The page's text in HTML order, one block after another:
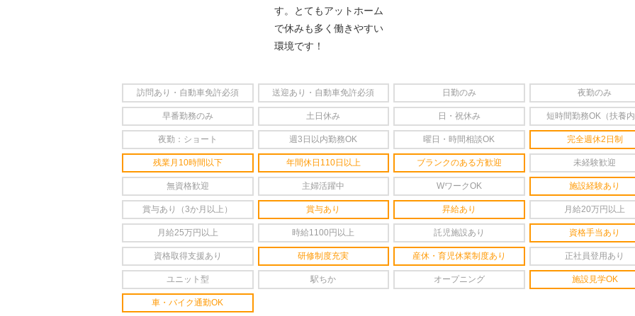
す。とてもアットホーム
で休みも多く働きやすい
環境です！
訪問あり・自動車免許必須 送迎あり・自動車免許必須 日勤のみ 夜勤のみ
早番勤務のみ 土日休み 日・祝休み 短時間勤務OK（扶養
夜勤：ショート 週3日以内勤務OK 曜日・時間相談OK 完全週休2日制
残業月10時間以下 年間休日110日以上 ブランクのある方歓迎 未経験歓迎
無資格歓迎 主婦活躍中 WワークOK 施設経験あり
賞与あり（3か月以上） 賞与あり 昇給あり 月給20万円以上
月給25万円以上 時給1100円以上 託児施設あり 資格手当あり
資格取得支援あり 研修制度充実 産休・育児休業制度あり 正社員登用あり
ユニット型 駅ちか オープニング 施設見学OK
車・バイク通勤OK